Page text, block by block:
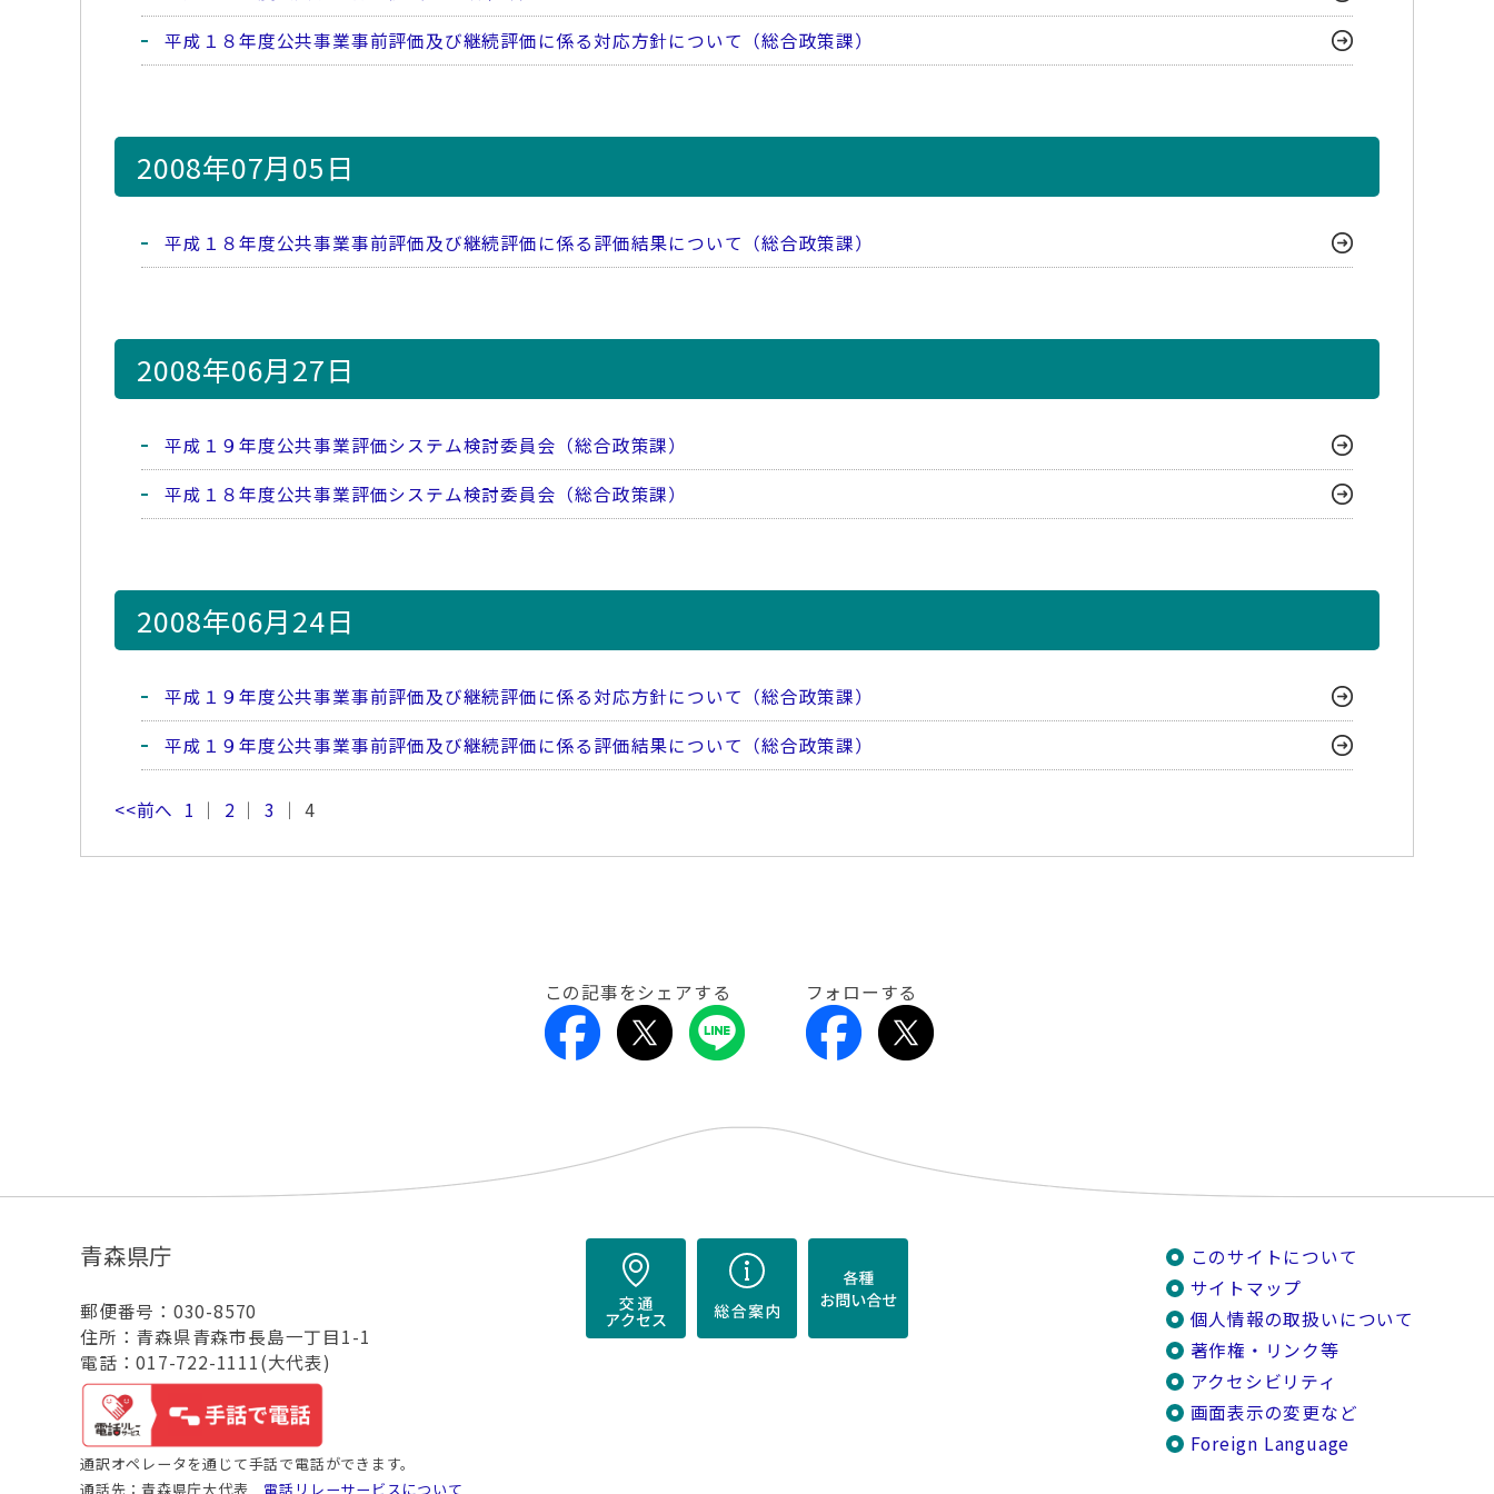
平成１８年度公共事業事前評価及び継続評価に係る対応方針について（総合政策課）
2008年07月05日
平成１８年度公共事業事前評価及び継続評価に係る評価結果について（総合政策課）
2008年06月27日
平成１９年度公共事業評価システム検討委員会（総合政策課）
平成１８年度公共事業評価システム検討委員会（総合政策課）
2008年06月24日
平成１９年度公共事業事前評価及び継続評価に係る対応方針について（総合政策課）
平成１９年度公共事業事前評価及び継続評価に係る評価結果について（総合政策課）
<<前へ 1 ｜ 2 ｜3 ｜ 4
この記事をシェアする フォローする
青森県庁
郵便番号：030-8570
住所：青森県青森市長島一丁目1-1
電話：017-722-1111(大代表)
通訳オペレータを通じて手話で電話ができます。
通話先：青森県庁大代表 電話リレーサービスについて
このサイトについて
サイトマップ
個人情報の取扱いについて
著作権・リンク等
アクセシビリティ
画面表示の変更など
Foreign Language